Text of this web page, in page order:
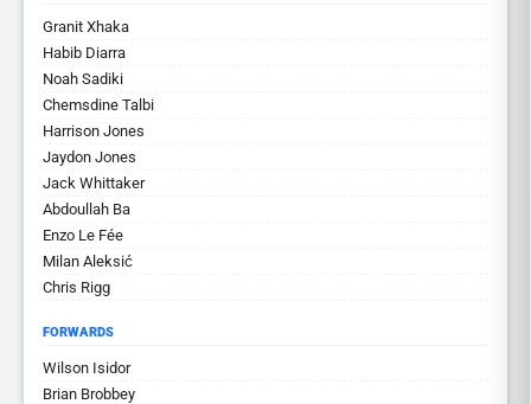
Granit Xhaka
Habib Diarra
Noah Sadiki
Chemsdine Talbi
Harrison Jones
Jaydon Jones
Jack Whittaker
Abdoullah Ba
Enzo Le Fée
Milan Aleksić
Chris Rigg
FORWARDS
Wilson Isidor
Brian Brobbey